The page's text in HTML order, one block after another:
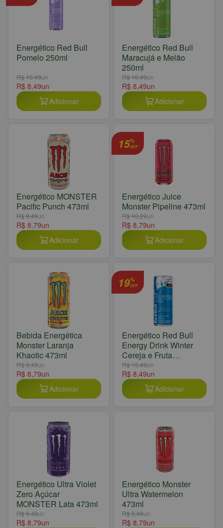
Energético Red Bull
Pomelo 250ml
R$ 10,49un
R$ 8,49un
Adicionar
Energético Red Bull
Maracujá e Melão
250ml
R$ 10,49un
R$ 8,49un
Adicionar
Energético MONSTER
Pacific Punch 473ml
R$ 9,49un
R$ 8,79un
Adicionar
15%
OFF
Energético Juice
Monster Pipeline 473ml
R$ 10,29un
R$ 8,79un
Adicionar
Bebida Energética
Monster Laranja
Khaotic 473ml
R$ 9,49un
R$ 8,79un
Adicionar
19%
OFF
Energético Red Bull
Energy Drink Winter
Cereja e Fruta
Silvestres 250ml
R$ 10,49un
R$ 8,49un
Adicionar
Energético Ultra Violet
Zero Açúcar
MONSTER Lata 473ml
R$ 9,49un
R$ 8,79un
Energético Monster
Ultra Watermelon
473ml
R$ 9,49un
R$ 8,79un